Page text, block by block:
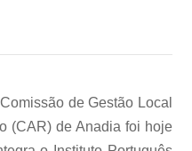
de Gestão Local
(CAR) de Anadia foi hoje